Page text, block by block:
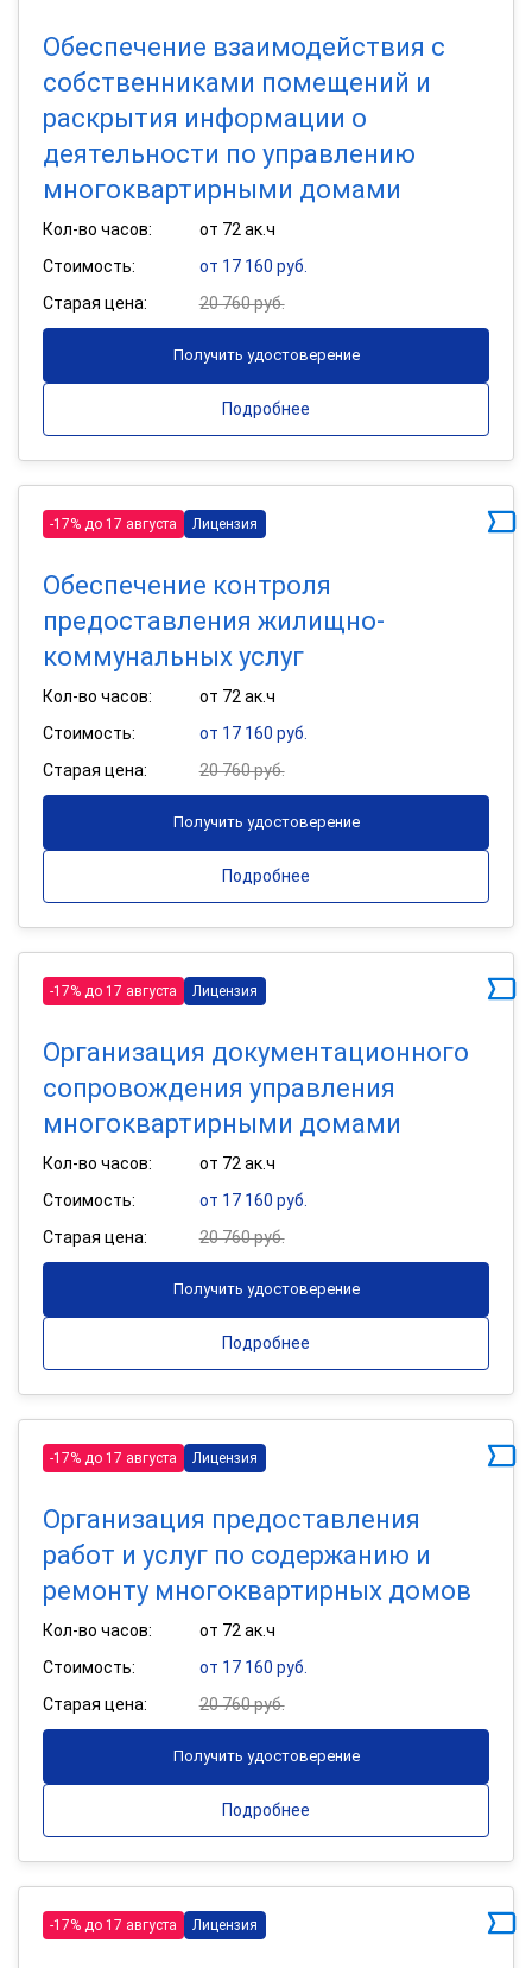
Обеспечение взаимодействия с
собственниками помещений и
раскрытия информации о
деятельности по управлению
многоквартирными домами
Кол-во часов:
от 72 ак.ч
Стоимость:
от 17 160 руб.
Старая цена:
20 760 руб.
Получить удостоверение
Подробнее
-17% до 17 августа Лицензия
Обеспечение контроля
предоставления жилищно-
коммунальных услуг
Кол-во часов:
от 72 ак.ч
Стоимость:
от 17 160 руб.
Старая цена:
20 760 руб.
Получить удостоверение
Подробнее
-17% до 17 августа Лицензия
Организация документационного
сопровождения управления
многоквартирными домами
Кол-во часов:
от 72 ак.ч
Стоимость:
от 17 160 руб.
Старая цена:
20 760 руб.
Получить удостоверение
Подробнее
-17% до 17 августа Лицензия
Организация предоставления
работ и услуг по содержанию и
ремонту многоквартирных домов
Кол-во часов:
от 72 ак.ч
Стоимость:
от 17 160 руб.
Старая цена:
20 760 руб.
Получить удостоверение
Подробнее
-17% до 17 августа Лицензия